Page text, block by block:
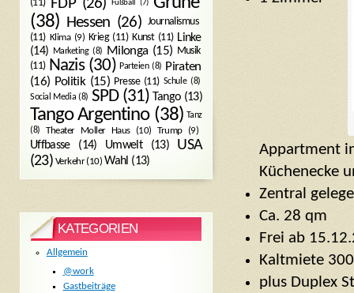
Appartment
Küchenecke
Zentral
Ca. 28 qm
Frei ab
Kaltmiete
plus Duplex
(11)
FDP(26) Fußball (7)
(38) Hessen (26) Journalismus
(11) Klima(9) Krieg(11) Kunst(11) Linke
(14) Marketing(8) Milonga(15) Musik
(11) Nazis(30) Parteien(8) Piraten
(16) Politik(15) Presse(11) Schule(8)
Social Media (8) SPD(31) Tango(13)
Tango Argentino(38) Tanz
(8)
Theater Moller Haus(10) Trump(9)
Uffbasse(14) Umwelt(13)
USA
(23) Verkehr(10) Wahl (13)
KATEGORIEN
Allgemein
@work
Gastbeiträge